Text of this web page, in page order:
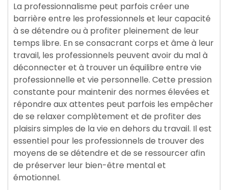
La professionnalisme peut parfois créer une
barrière entre les professionnels et leur capacité
à se détendre ou à profiter pleinement de leur
temps libre. En se consacrant corps et âme à leur
travail, les professionnels peuvent avoir du mal à
déconnecter et à trouver un équilibre entre vie
professionnelle et vie personnelle. Cette pression
constante pour maintenir des normes élevées et
répondre aux attentes peut parfois les empêcher
de se relaxer complètement et de profiter des
plaisirs simples de la vie en dehors du travail. Il est
essentiel pour les professionnels de trouver des
moyens de se détendre et de se ressourcer afin
de préserver leur bien-être mental et
émotionnel.